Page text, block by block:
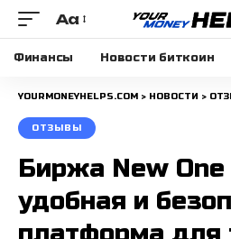
Размера
шрифта
Aa
Финансы Новости биткоин
YOURMONEYHELPS.COM > НОВОСТИ >
ОТЗЫВЫ
Биржа New
удобная и